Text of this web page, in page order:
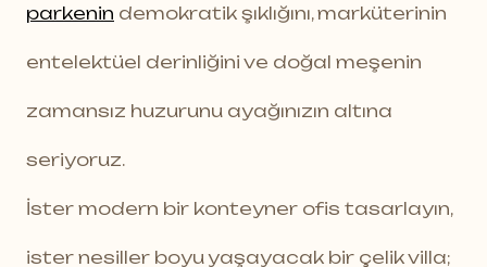
parkenin demokratik şıklığını, marküterinin
entelektüel derinliğini ve doğal meşenin
zamansız huzurunu ayağınızın altına
seriyoruz.
İster modern bir konteyner ofis tasarlayın,
ister nesiller boyu yaşayacak bir çelik villa;